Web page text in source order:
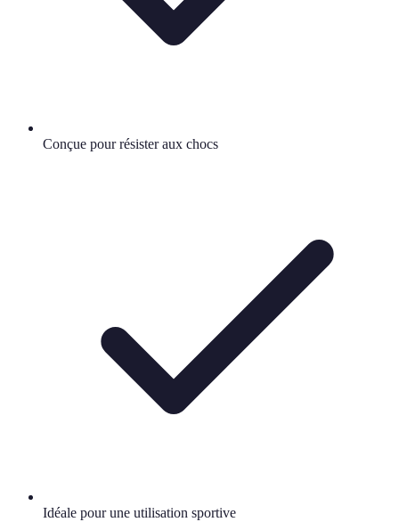
Conçue pour résister aux chocs
Idéale pour une utilisation sportive